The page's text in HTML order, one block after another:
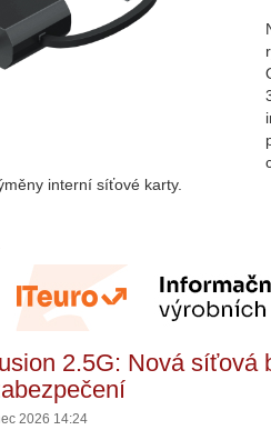
interní síťové karty.
2.5G: Nová síťová
2026 14:24